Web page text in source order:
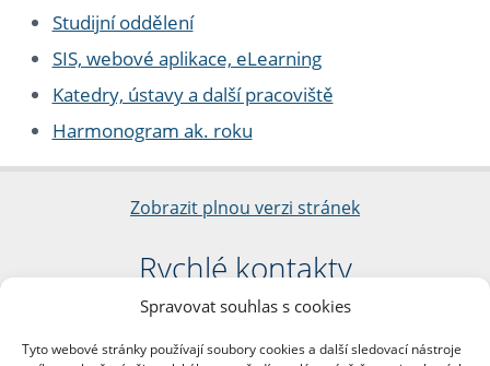
Spravovat souhlas s cookies
Tyto webové stránky používají soubory cookies a další sledovací nástroje
Studijní oddělení
SIS, webové aplikace, eLearning
Katedry, ústavy a další pracoviště
Harmonogram ak. roku
Zobrazit plnou verzi stránek
Rychlé kontakty
Filozofická fakulta
nám. Jana Palacha 1/2